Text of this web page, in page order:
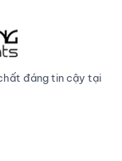
đáng tin cậy tại